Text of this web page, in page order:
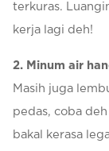
terkuras.
kerja lagi deh!
2. Minum air
Masih juga
pedas, coba
bakal kerasa